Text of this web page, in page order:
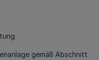
gemäß Abschnitt